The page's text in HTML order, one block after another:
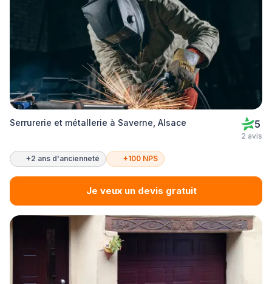
Serrurerie et métallerie à Saverne, Alsace 5
2 avis
+2 ans d'ancienneté +100 NPS
Je veux un devis gratuit